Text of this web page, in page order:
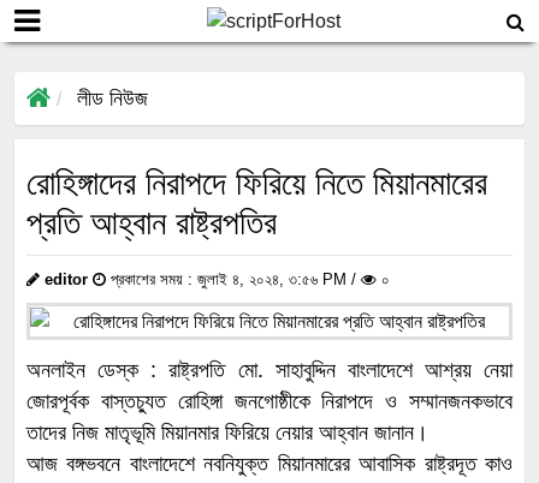
লীড নিউজ
রোহিঙ্গাদের নিরাপদে ফিরিয়ে নিতে মিয়ানমারের
প্রতি আহ্বান রাষ্ট্রপতির
editor প্রকাশের সময় : জুলাই ৪, ২০২৪, ৩:৫৬ PM / ০
অনলাইন ডেস্ক : রাষ্ট্রপতি মো. সাহাবুদ্দিন বাংলাদেশে আশ্রয় নেয়া
জোরপূর্বক বাস্তচ্যুত রোহিঙ্গা জনগোষ্ঠীকে নিরাপদে ও সম্মানজনকভাবে
তাদের নিজ মাতৃভূমি মিয়ানমার ফিরিয়ে নেয়ার আহ্বান জানান।
আজ বঙ্গভবনে বাংলাদেশে নবনিযুক্ত মিয়ানমারের আবাসিক রাষ্ট্রদূত কাও